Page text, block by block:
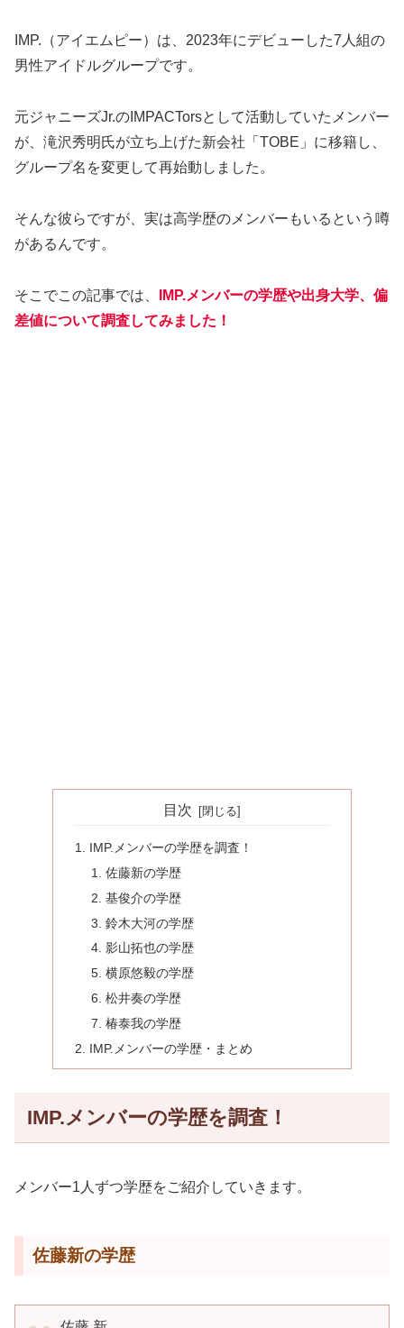
IMP.（アイエムピー）は、2023年にデビューした7人組の
男性アイドルグループです。
元ジャニーズJr.のIMPACTorsとして活動していたメンバー
が、滝沢秀明氏が立ち上げた新会社「TOBE」に移籍し、
グループ名を変更して再始動しました。
そんな彼らですが、実は高学歴のメンバーもいるという噂
があるんです。
そこでこの記事では、 IMP.メンバーの学歴や出身大学、 偏
差値について調査してみました！
目次
IMP.メンバーの学歴を調査！
佐藤新の学歴
基俊介の学歴
鈴木大河の学歴
影山拓也の学歴
横原悠毅の学歴
松井奏の学歴
椿泰我の学歴
IMP.メンバーの学歴・まとめ
IMP.メンバーの学歴を調査！
メンバー1人ずつ学歴をご紹介していきます。
佐藤新の学歴